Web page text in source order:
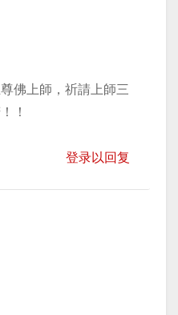
佛上師，祈請上師三
！
登录以回复